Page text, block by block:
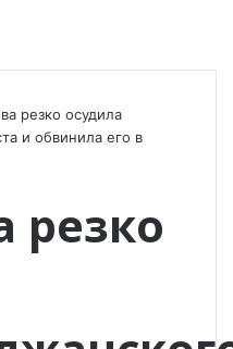
резко осудила
и обвинила его в
резко